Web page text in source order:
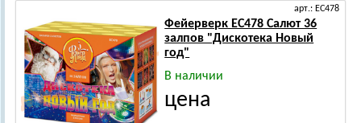
арт.: ЕС478
Фейерверк ЕС478 Салют 36
залпов "Дискотека Новый
год"
В наличии
цена